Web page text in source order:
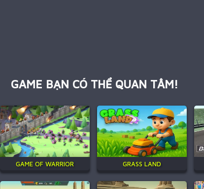
GAME BẠN CÓ THỂ QUAN TÂM!
GAME OF WARRIOR GRASS LAND